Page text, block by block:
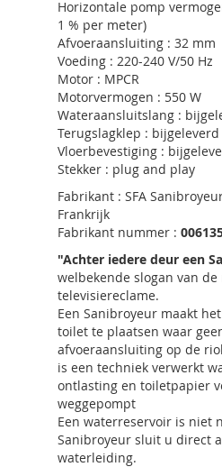
Horizontale pomp
1 % per meter)
Afvoeraansluiting : 32 mm
Voeding : 220-240 V/50 Hz
Motor : MPCR
Motorvermogen : 550 W
Wateraansluitslang :
Terugslagklep : bijgeleverd
Vloerbevestiging :
Stekker : plug and play
Fabrikant : SFA
Frankrijk
Fabrikant nummer :
"Achter iedere deur een
welbekende slogan van de
televisiereclame.
Een Sanibroyeur maakt
toilet te plaatsen waar
afvoeraansluiting op de
is een techniek verwerkt
ontlasting en toiletpapier
weggepompt
Een waterreservoir is niet
Sanibroyeur sluit u direct
waterleiding.